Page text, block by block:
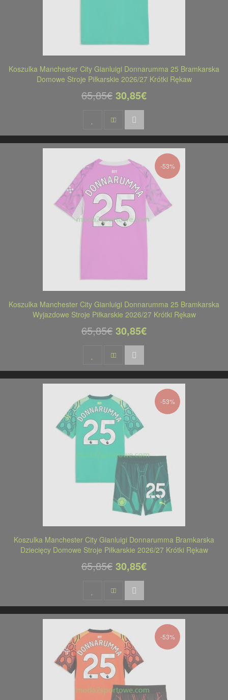
Koszulka Manchester City Gianluigi Donnarumma 25 Bramkarska
Domowe Stroje Piłkarskie 2026/27 Krótki Rękaw
65,85€ 30,85€
-53%
Koszulka Manchester City Gianluigi Donnarumma 25 Bramkarska
Wyjazdowe Stroje Piłkarskie 2026/27 Krótki Rękaw
65,85€ 30,85€
-53%
Koszulka Manchester City Gianluigi Donnarumma Bramkarska
Dziecięcy Domowe Stroje Piłkarskie 2026/27 Krótki Rękaw
65,85€ 30,85€
-53%